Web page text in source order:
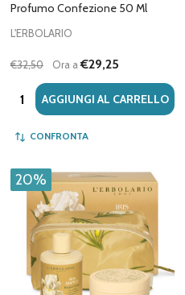
Profumo Confezione 50 Ml
L'ERBOLARIO
€32,50 Ora a€29,25
Quantità:AGGIUNGI AL CARRELLO
CONFRONTA
20%